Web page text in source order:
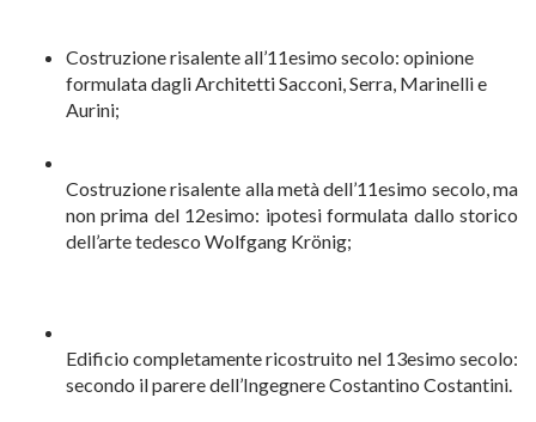
Costruzione risalente all’11esimo secolo: opinione
formulata dagli Architetti Sacconi, Serra, Marinelli e
Aurini;
Costruzione risalente alla metà dell’11esimo secolo, ma
non prima del 12esimo: ipotesi formulata dallo storico
dell’arte tedesco Wolfgang Krönig;
Edificio completamente ricostruito nel 13esimo secolo:
secondo il parere dell’Ingegnere Costantino Costantini.